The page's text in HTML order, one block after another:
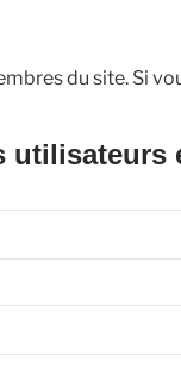
du site. Si
utilisateurs